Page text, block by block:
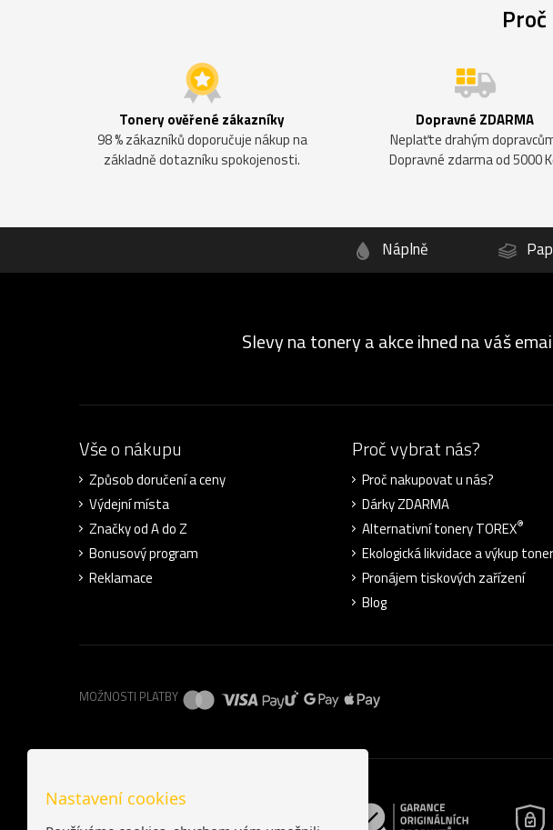
Proč
Tonery ověřené zákazníky
98 % zákazníků doporučuje nákup na
základně dotazníku spokojenosti.
Dopravné ZDARMA
Neplaťte drahým
Dopravné zdarma od 5000
Náplně
Slevy na tonery a akce ihned na váš
Vše o nákupu
Způsob doručení a ceny
Výdejní místa
Značky od A do Z
Bonusový program
Reklamace
Proč vybrat nás?
Proč nakupovat u nás?
Dárky ZDARMA
Alternativní tonery TOREX®
Ekologická likvidace a výkup
Pronájem tiskových zařízení
Blog
MOŽNOSTI PLATBY
Nastavení cookies